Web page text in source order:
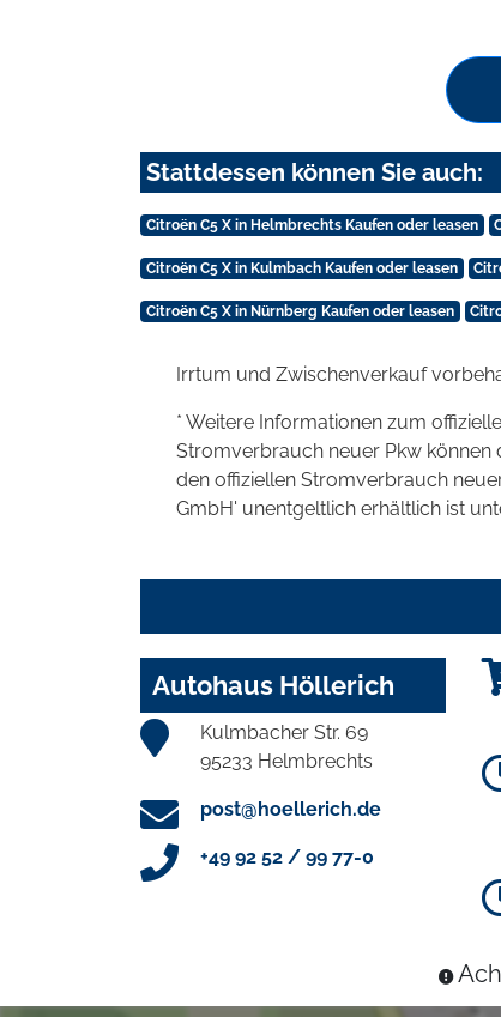
Stattdessen können Sie auch:
Citroën C5 X in Helmbrechts Kaufen oder leasen
Citroën C5 X in Kulmbach Kaufen oder leasen
Citroën C5 X in Nürnberg Kaufen oder leasen
Irrtum und Zwischenverkauf
* Weitere Informationen zum
Stromverbrauch neuer Pkw können
den offiziellen Stromverbrauch
GmbH' unentgeltlich erhältlich ist
Autohaus Höllerich
Kulmbacher Str. 69
95233 Helmbrechts
post@hoellerich.de
+49 92 52 / 99 77-0